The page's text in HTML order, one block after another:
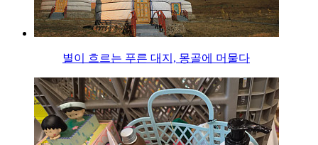
별이 흐르는 푸른 대지, 몽골에 머물다